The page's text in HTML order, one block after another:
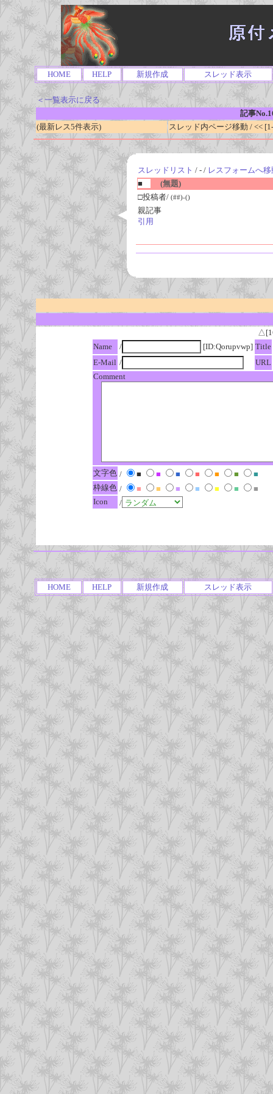
HOME HELP 新規作成 スレッド表示
＜一覧表示に戻る
記事
(最新レス5件表示)
スレッド内ページ移動 / <<
スレッドリスト / - / レスフォームへ移
■
(無題)
□投稿者/ (##)-()
親記事
引用
Name
/ [ID:Qorupvwp] Title
E-Mail /
URL
Comment
文字色 / ■ ■ ■ ■ ■ ■
■
枠線色 / ■ ■ ■ ■ ■ ■
■
Icon
/
HOME HELP 新規作成 スレッド表示